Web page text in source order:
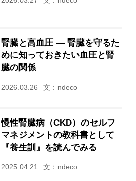
腎臓と高血圧 ― 腎臓を守るた
めに知っておきたい血圧と腎
臓の関係
2026.03.26 文：ndeco
慢性腎臓病（CKD）のセルフ
マネジメントの教科書として
『養生訓』を読んでみる
2025.04.21 文：ndeco